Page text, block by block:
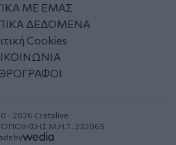
ΜΕ ΕΜΑΣ
ΔΕΔΟΜΕΝΑ
Cookies
- 2026 Cretalive
Μ.Η.Τ. 232065
by